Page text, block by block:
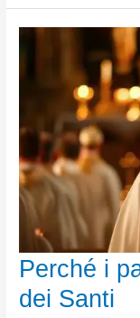
sotto
il
Perché i
dei Santi